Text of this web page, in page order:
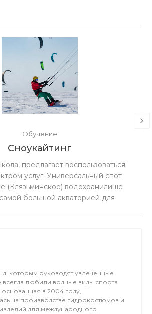
Обучение
Сноукайтинг
предлагает воспользоваться
услуг. Универсальный спот
(Клязьминское) водохранилище
большой акваторией для
которым руководят увлеченные
любили водные виды спорта.
в 2004 году,
на производстве гидрокостюмов и
для международного